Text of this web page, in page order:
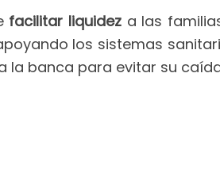
facilitar liquidez a las
los sistemas
la banca para evitar su